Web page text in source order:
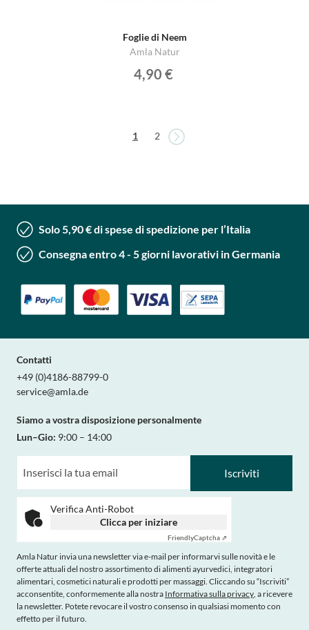
Foglie di Neem
Amla Natur
4,90 €
Attualmente stai leggendo la pagina
1 Pagina
2
Solo 5,90 € di spese di spedizione per l’Italia
Consegna entro 4 - 5 giorni lavorativi in Germania
Contatti
+49 (0)4186-88799-0
service@amla.de
Siamo a vostra disposizione personalmente
Lun–Gio: 9:00 – 14:00
Iscriviti
Verifica Anti-Robot
Clicca per iniziare
FriendlyCaptcha ⇗
Amla Natur invia una newsletter via e-mail per informarvi sulle novità e le
offerte attuali del nostro assortimento di alimenti ayurvedici, integratori
alimentari, cosmetici naturali e prodotti per massaggi. Cliccando su “Iscriviti”
acconsentite, conformemente alla nostra Informativa sulla privacy, a ricevere
la newsletter. Potete revocare il vostro consenso in qualsiasi momento con
effetto per il futuro.